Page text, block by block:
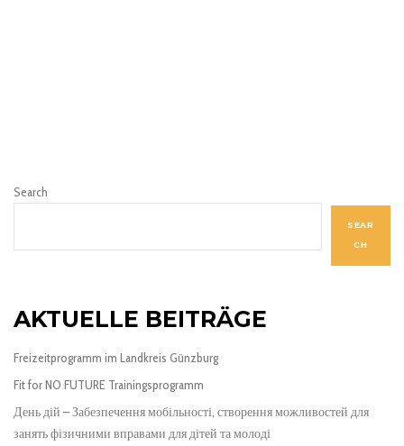
Search
SEAR
CH
AKTUELLE BEITRÄGE
Freizeitprogramm im Landkreis Günzburg
Fit for NO FUTURE Trainingsprogramm
День дій – Забезпечення мобільності, створення можливостей для
занять фізичними вправами для дітей та молоді